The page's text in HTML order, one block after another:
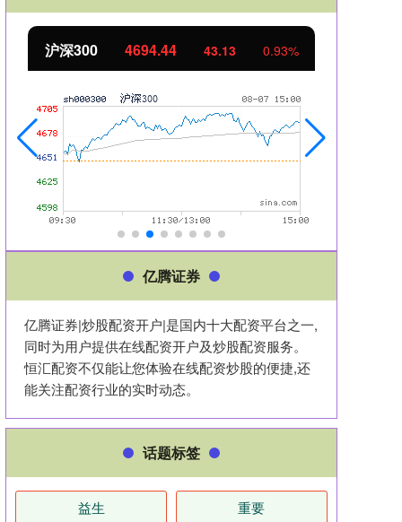
沪深300 4694.44 43.13 0.93%
亿腾证券
亿腾证券|炒股配资开户|是国内十大配资平台之一,
同时为用户提供在线配资开户及炒股配资服务。
恒汇配资不仅能让您体验在线配资炒股的便捷,还
能关注配资行业的实时动态。
话题标签
益生 重要